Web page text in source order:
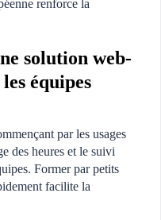
renforce la
solution web-
équipes
par les usages
des heures et le suivi
Former par petits
facilite la